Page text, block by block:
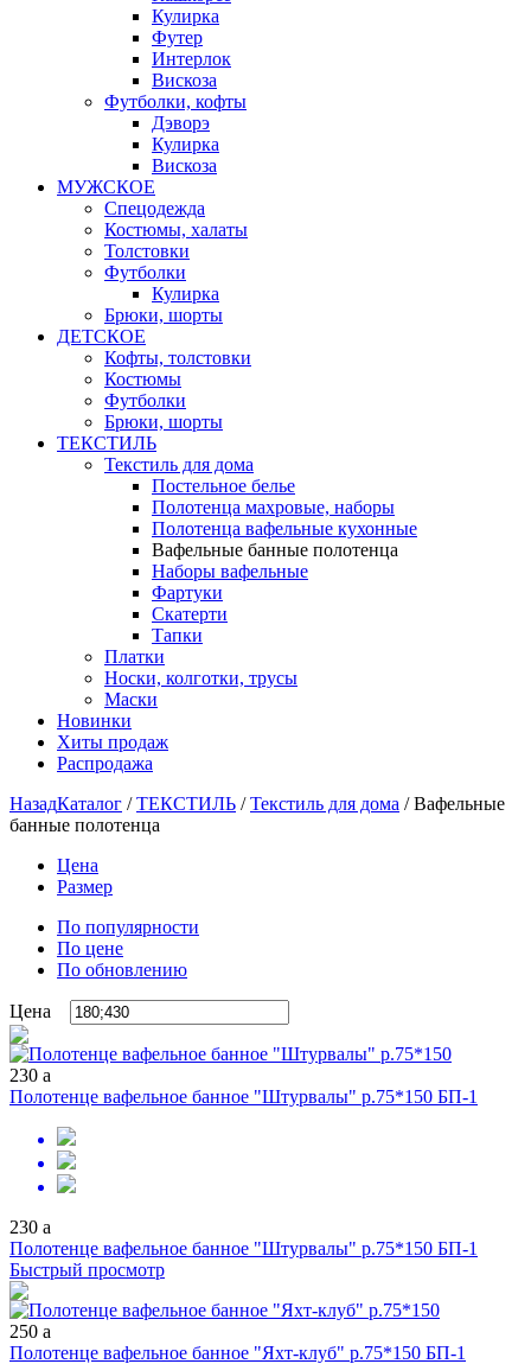
Кулирка
Футер
Интерлок
Вискоза
Футболки, кофты
Дэворэ
Кулирка
Вискоза
МУЖСКОЕ
Спецодежда
Костюмы, халаты
Толстовки
Футболки
Кулирка
Брюки, шорты
ДЕТСКОЕ
Кофты, толстовки
Костюмы
Футболки
Брюки, шорты
ТЕКСТИЛЬ
Текстиль для дома
Постельное белье
Полотенца махровые, наборы
Полотенца вафельные кухонные
Вафельные банные полотенца
Наборы вафельные
Фартуки
Скатерти
Тапки
Платки
Носки, колготки, трусы
Маски
Новинки
Хиты продаж
Распродажа
НазадКаталог /ТЕКСТИЛЬ /Текстиль для дома /Вафельные
банные полотенца
Цена
Размер
По популярности
По цене
По обновлению
Цена
230 a
Полотенце вафельное банное "Штурвалы" р.75*150 БП-1
230 a
Полотенце вафельное банное "Штурвалы" р.75*150 БП-1
Быстрый просмотр
250 a
Полотенце вафельное банное "Яхт-клуб" р.75*150 БП-1